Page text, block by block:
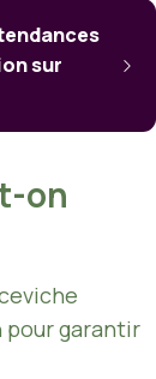
sur
on
garantir